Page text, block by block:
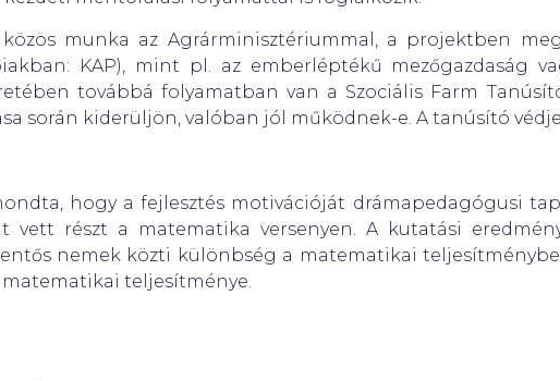
munka az Agrárminisztériummal, a projektben
KAP), mint pl. az emberléptékű mezőgazdaság
továbbá folyamatban van a Szociális Farm
során kiderüljön, valóban jól működnek-e. A tanúsító
hogy a fejlesztés motivációját drámapedagógusi
vett részt a matematika versenyen. A kutatási
nemek közti különbség a matematikai
teljesítménye.